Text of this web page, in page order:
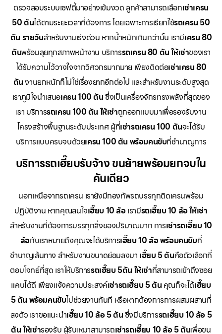
ตรวจสอบระบบเซฟตี้มาอย่างเข้มงวด ลูกค้าสามารถเลือกเช่าเครน
50 ตันได้ตามระยะเวลาที่ต้องการ โดยเฉพาะการเรียกใช้รถเครน 50
ตัน รายวันสำหรับงานเร่งด่วน หากน้ำหนักเกินกว่านั้น เรามีเครน 80
ตันพร้อมลุยทุกสภาพหน้างาน บริการรถเครน 80 ตัน ให้เช่าของเรา
ได้รับความไว้วางใจจากวิศวกรมากมาย เพียงติดต่อเช่าเครน 80
ตันงานยกหนักก็ไม่ใช่เรื่องยากอีกต่อไป และสำหรับงานระดับสูงสุด
เราภูมิใจนำเสนอเครน 100 ตันซึ่งเป็นเครื่องจักรทรงพลังที่สุดของ
เรา บริการรถเครน 100 ตัน ให้เช่าถูกออกแบบมาเพื่อรองรับงาน
โครงสร้างพื้นฐานระดับประเทศ ผู้ที่เช่ารถเครน 100 ตันจะได้รับ
บริการแบบครบจบด้วยเครน 100 ตัน พร้อมคนขับที่ชำนาญการ
บริการรถเฮี๊ยบรับจ้าง ขนย้ายพร้อมยกจบใน
คันเดียว
นอกเหนือจากรถเครน เรายังมีกองทัพรถบรรทุกติดเครนพร้อม
ปฏิบัติงาน หากคุณสนใจเฮี๊ยบ 10 ล้อเรามีรถเฮี๊ยบ 10 ล้อ ให้เช่า
สำหรับงานที่ต้องการบรรทุกสิ่งของปริมาณมาก การเช่ารถเฮี๊ยบ 10
ล้อกับเราหมายถึงคุณจะได้บริการเฮี๊ยบ 10 ล้อ พร้อมคนขับที่
ชำนาญเส้นทาง สำหรับงานขนาดย่อมลงมา เฮี๊ยบ 5 ตันคือตัวเลือกที่
ตอบโจทย์ที่สุด เราให้บริการรถเฮี๊ยบ 5ตัน ให้เช่าที่สามารถเข้าถึงซอย
แคบได้ดี เพียงแจ้งความประสงค์เช่ารถเฮี๊ยบ 5 ตัน คุณก็จะได้เฮี๊ยบ
5 ตัน พร้อมคนขับไปช่วยงานทันที หรือหากต้องการการผสมผสานที่
ลงตัว เราขอแนะนำเฮี๊ยบ 10 ล้อ 5 ตันซึ่งมีบริการรถเฮี๊ยบ 10 ล้อ 5
ตัน ให้เช่ารองรับ ผู้รับเหมาสามารถเช่ารถเฮี๊ยบ 10 ล้อ 5 ตันเพื่อขน